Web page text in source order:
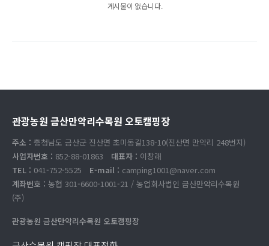
게시물이 없습니다.
관광농원 금산만악리수목원 오토캠핑장
주소 : 충청남도 금산군 진산면 초미동길138-10(진산면 만악리 248번지)
사업자번호 : 852-88-01863 대표자 : 이창래
TEL : 041-752-5525 E-mail : camping1001@naver.com
계좌번호 : 농협 301-6600-1001-21 / 농업회사법인 금산만악리수목원
(주)
관광농원 금산만악리수목원 오토캠핑장